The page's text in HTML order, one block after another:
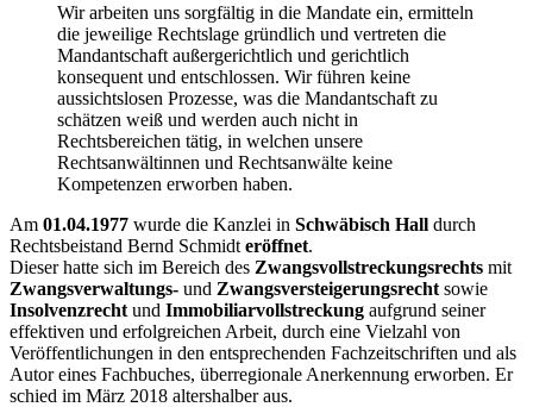
Wir arbeiten uns sorgfältig in die Mandate ein, ermitteln
die jeweilige Rechtslage gründlich und vertreten die
Mandantschaft außergerichtlich und gerichtlich
konsequent und entschlossen. Wir führen keine
aussichtslosen Prozesse, was die Mandantschaft zu
schätzen weiß und werden auch nicht in
Rechtsbereichen tätig, in welchen unsere
Rechtsanwältinnen und Rechtsanwälte keine
Kompetenzen erworben haben.
Am 01.04.1977 wurde die Kanzlei in Schwäbisch Hall durch
Rechtsbeistand Bernd Schmidt eröffnet.
Dieser hatte sich im Bereich des Zwangsvollstreckungsrechts mit
Zwangsverwaltungs- und Zwangsversteigerungsrecht sowie
Insolvenzrecht und Immobiliarvollstreckung aufgrund seiner
effektiven und erfolgreichen Arbeit, durch eine Vielzahl von
Veröffentlichungen in den entsprechenden Fachzeitschriften und als
Autor eines Fachbuches, überregionale Anerkennung erworben. Er
schied im März 2018 altershalber aus.